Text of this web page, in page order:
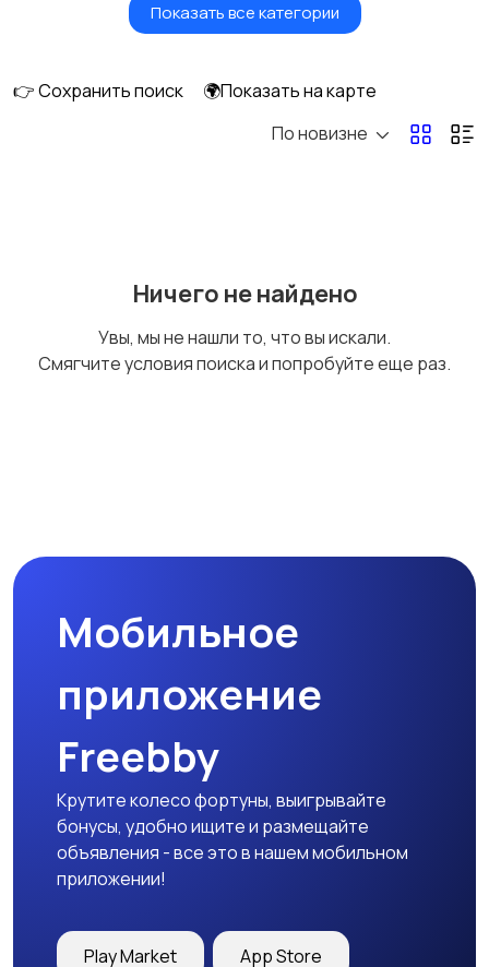
Игрушки и игры Детские коляски
Купание
Детская одежда Детская обувь
Детский транспорт
Показать все категории
👉 Сохранить поиск
🌍Показать на карте
По новизне
Ничего не найдено
Увы, мы не нашли то, что вы искали.
Смягчите условия поиска и попробуйте еще раз.
Мобильное
приложение
Freebby
Крутите колесо фортуны, выигрывайте
бонусы, удобно ищите и размещайте
объявления - все это в нашем мобильном
приложении!
Play Market App Store